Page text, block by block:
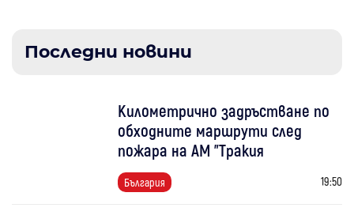
Последни новини
Километрично задръстване по
обходните маршрути след
пожара на АМ "Тракия
България 19:50